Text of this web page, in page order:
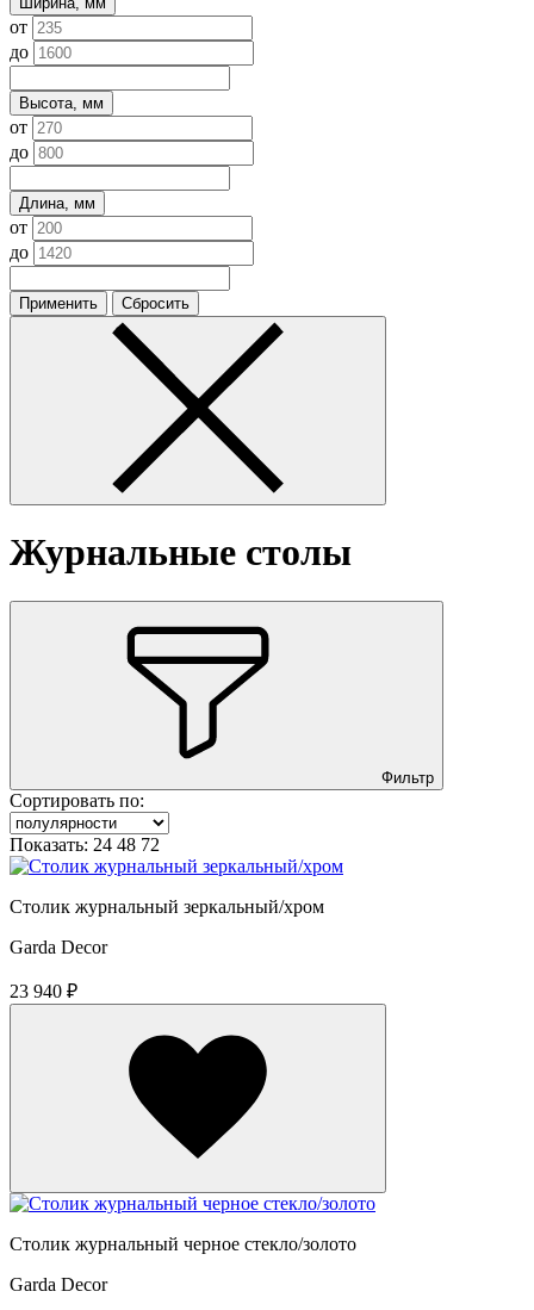
от
до
Высота, мм
от
до
Длина, мм
от
до
Журнальные столы
Фильтр
Сортировать по:
Показать: 24 48 72
Столик журнальный зеркальный/хром
Garda Decor
23 940 ₽
Столик журнальный черное стекло/золото
Garda Decor